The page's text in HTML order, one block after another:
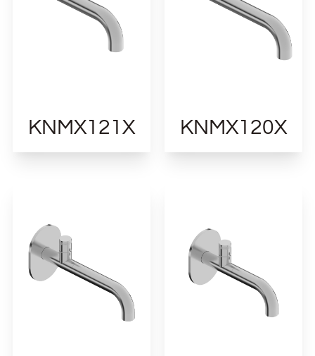
KNMX121X KNMX120X